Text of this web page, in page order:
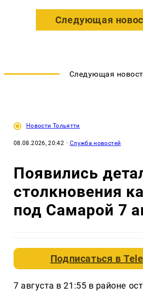
Следующая
Следующая
Новости Тольятти
08.08.2026, 20:42 · Служба новостей
Появились
столкновения
под Самарой 7
Подписаться в
7 августа в 21:55 в районе